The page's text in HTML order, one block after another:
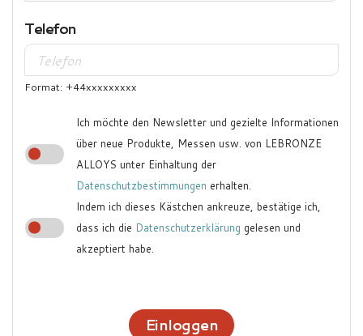
Telefon
Format: +44xxxxxxxxx
Ich möchte den Newsletter und gezielte Informationen
über neue Produkte, Messen usw. von LEBRONZE
ALLOYS unter Einhaltung der
Datenschutzbestimmungen erhalten.
Indem ich dieses Kästchen ankreuze, bestätige ich,
dass ich die Datenschutzerklärung gelesen und
akzeptiert habe.
Einloggen